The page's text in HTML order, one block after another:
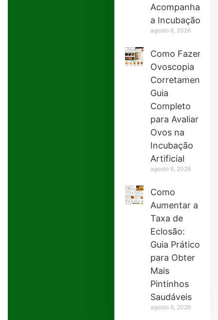
Acompanhar
a Incubação
agosto 6, 2026
Como Fazer
Ovoscopia
Corretamente:
Guia
Completo
para Avaliar
Ovos na
Incubação
Artificial
agosto 6, 2026
Como
Aumentar a
Taxa de
Eclosão:
Guia Prático
para Obter
Mais
Pintinhos
Saudáveis
agosto 6, 2026